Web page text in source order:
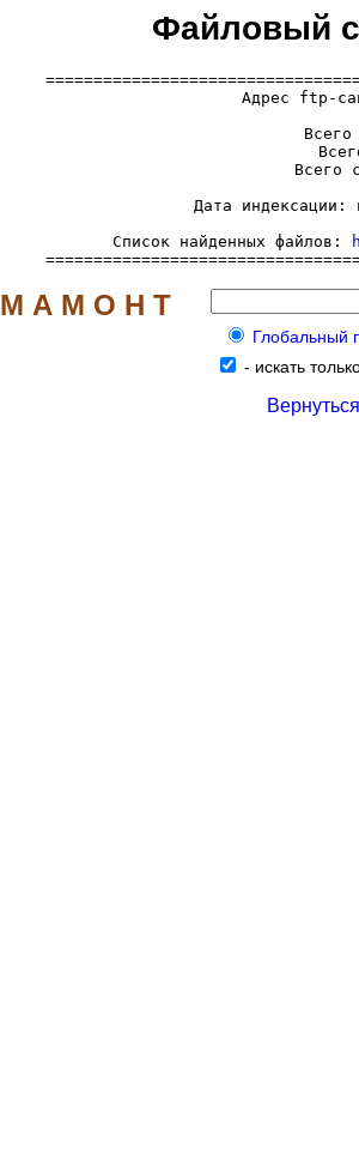
Файловый
Адрес ftp-
Всего
Всего
Дата индексации:
     Список найденных файлов:
М А М О Н Т
Глобальный
- искать